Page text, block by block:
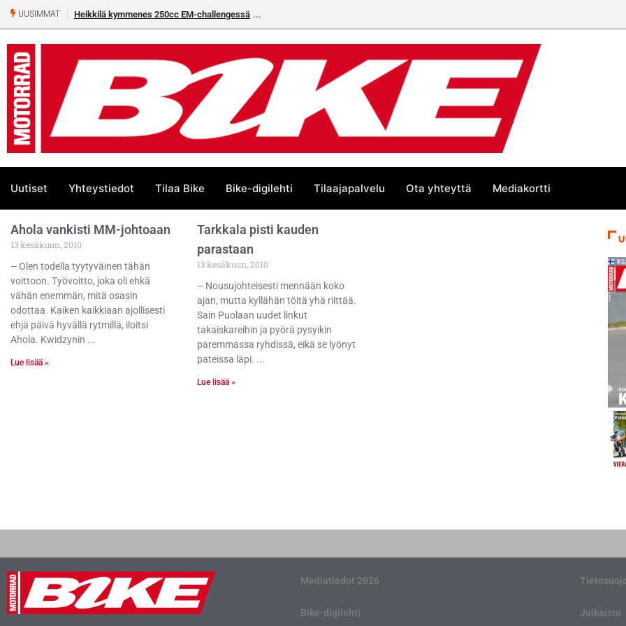
UUSIMMAT Heikkilä kymmenes 250cc EM-challengessä
Uutiset Yhteystiedot Tilaa Bike Bike-digilehti Tilaajapalvelu Ota yhteyttä Mediakortti
Ahola vankisti MM-johtoaan
13 kesäkuun, 2010
– Olen todella tyytyväinen tähän
voittoon. Työvoitto, joka oli ehkä
vähän enemmän, mitä osasin
odottaa. Kaiken kaikkiaan ajollisesti
ehjä päivä hyvällä rytmillä, iloitsi
Ahola. Kwidzynin
Lue lisää »
Tarkkala pisti kauden
parastaan
13 kesäkuun, 2010
– Nousujohteisesti mennään koko
ajan, mutta kyllähän töitä yhä riittää.
Sain Puolaan uudet linkut
takaiskareihin ja pyörä pysyikin
paremmassa ryhdissä, eikä se lyönyt
pateissa läpi.
Lue lisää »
Mediatiedot 2026
Bike-digilehti Julkaistu